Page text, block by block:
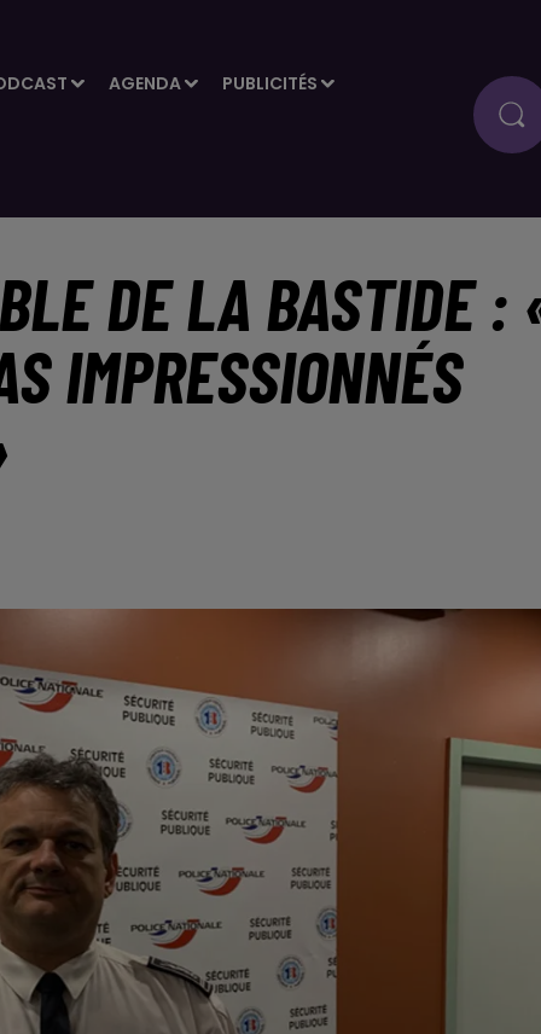
AGENDA PUBLICITÉS
DE LA BASTIDE :
IMPRESSIONNÉS